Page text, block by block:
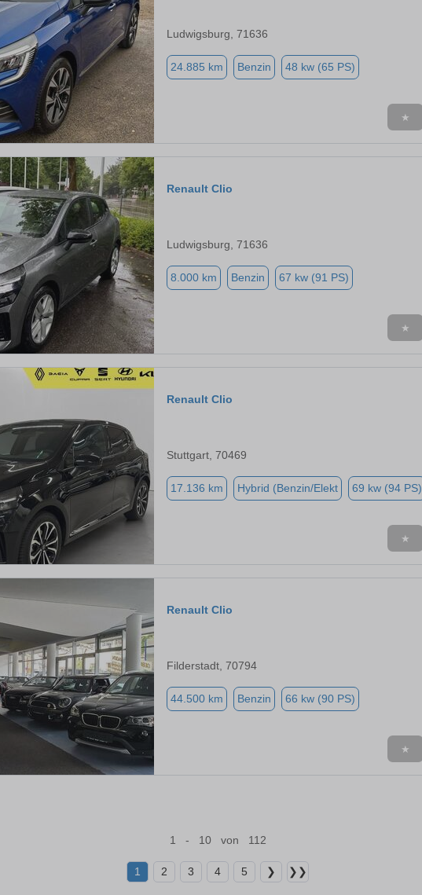
Ludwigsburg, 71636
24.885 km Benzin 48 kw (65 PS)
★
Renault Clio
Ludwigsburg, 71636
8.000 km Benzin 67 kw (91 PS)
★
Renault Clio
Stuttgart, 70469
17.136 km Hybrid (Benzin/Elekt 69 kw (94 PS)
★
Renault Clio
Filderstadt, 70794
44.500 km Benzin 66 kw (90 PS)
★
1 - 10 von 112
1 2 3 4 5 ❯ ❯❯